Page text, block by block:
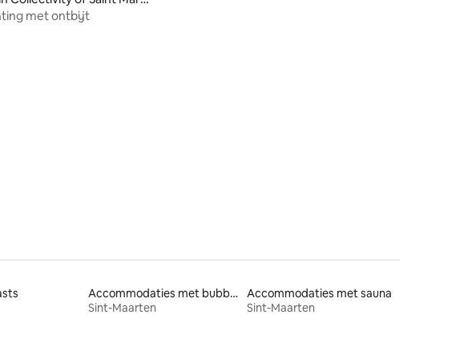
van 5 op 5, 29 recensies
met ontbijt
Accommodaties met bubbelbad
Sint-Maarten
Accommodaties met sauna
Sint-Maarten